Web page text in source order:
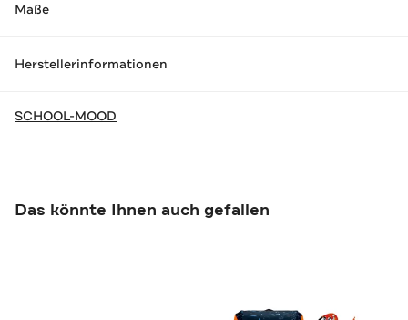
Maße
Herstellerinformationen
SCHOOL-MOOD
Das könnte Ihnen auch gefallen